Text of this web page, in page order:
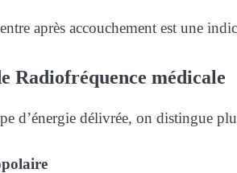
après accouchement est une
Radiofréquence médicale
d’énergie délivrée, on distingue